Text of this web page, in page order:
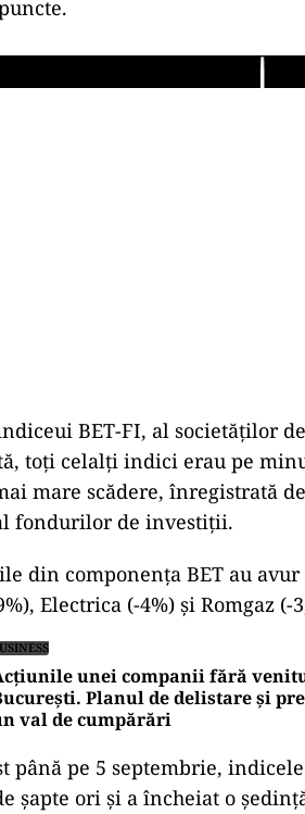
BET-FI, al societăților
toți celalți indici erau pe
mare scădere, înregistrată
fondurilor de investiții.
din componența BET au
Electrica (-4%) şi Romgaz (-
unei companii fără
Planul de delistare și
val de cumpărări
până pe 5 septembrie,
şapte ori şi a încheiat o